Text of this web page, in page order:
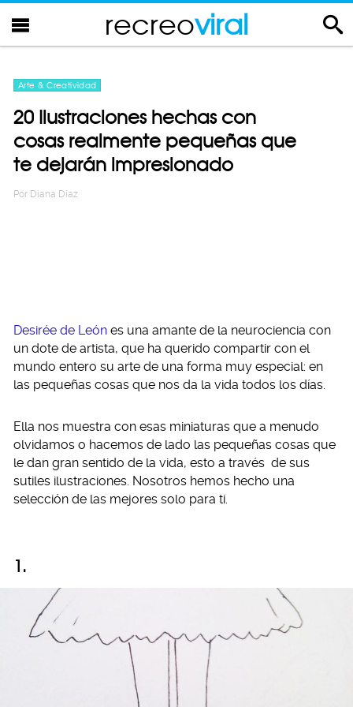
recreoviral
Arte & Creatividad
20 Ilustraciones hechas con
cosas realmente pequeñas que
te dejarán impresionado
Por Diana Diaz
Desirée de León es una amante de la neurociencia con
un dote de artista, que ha querido compartir con el
mundo entero su arte de una forma muy especial: en
las pequeñas cosas que nos da la vida todos los días.
Ella nos muestra con esas miniaturas que a menudo
olvidamos o hacemos de lado las pequeñas cosas que
le dan gran sentido de la vida, esto a través de sus
sutiles ilustraciones. Nosotros hemos hecho una
selección de las mejores solo para ti.
1.